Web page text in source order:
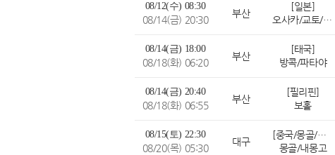
08/12(수) 08:30
08/14(금) 20:30
부산
[일본]
오사카/교토/나라/고베
08/14(금) 18:00
08/18(화) 06:20
부산
[태국]
방콕/파타야
08/14(금) 20:40
08/18(화) 06:55
부산
[필리핀]
보홀
08/15(토) 22:30
08/20(목) 05:30
대구
[중국/몽골/중앙아시아]
몽골/내몽고